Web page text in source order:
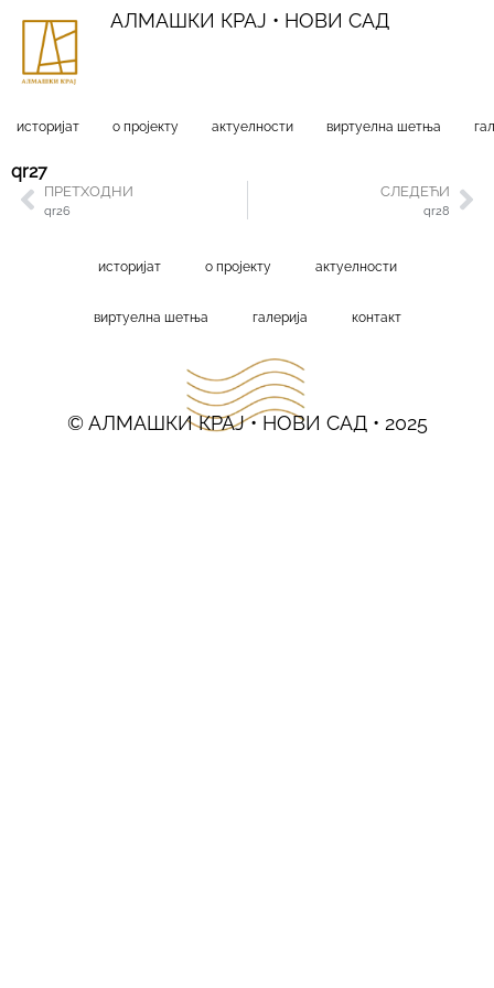
АЛМАШКИ КРАЈ • НОВИ САД
историјат о пројекту актуелности виртуелна шетња
qr27
ПРЕТХОДНИ
qr26
СЛЕДЕЋИ
qr28
историјат о пројекту актуелности
виртуелна шетња галерија контакт
© АЛМАШКИ КРАЈ • НОВИ САД • 2025